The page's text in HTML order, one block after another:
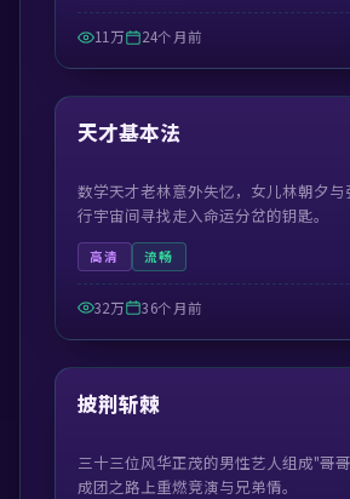
11万 24个月前
精选
天才基本法
数学天才老林意外失忆，女儿林朝夕
行宇宙间寻找走入命运分岔的钥匙。
高清 流畅
32万 36个月前
精选
披荆斩棘
三十三位风华正茂的男性艺人组成"哥
成团之路上重燃竞演与兄弟情。